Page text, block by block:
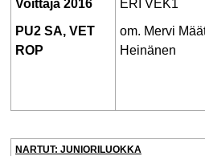
Voittaja 2016
PU2 SA, VET
ROP
ERI VEK1
om. Mervi
Heinänen
NARTUT: JUNIORILUOKKA